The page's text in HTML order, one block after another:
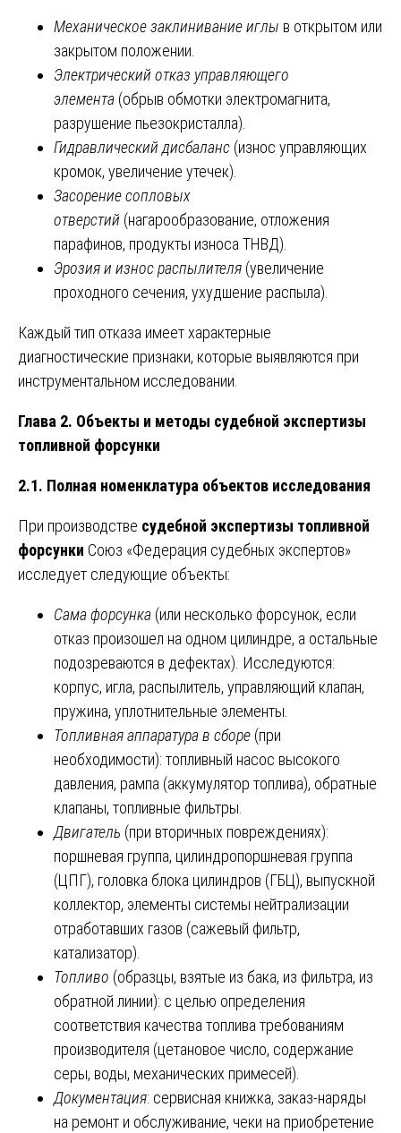
Механическое заклинивание иглы в открытом или
закрытом положении.
Электрический отказ управляющего
элемента (обрыв обмотки электромагнита,
разрушение пьезокристалла).
Гидравлический дисбаланс (износ управляющих
кромок, увеличение утечек).
Засорение сопловых
отверстий (нагарообразование, отложения
парафинов, продукты износа ТНВД).
Эрозия и износ распылителя (увеличение
проходного сечения, ухудшение распыла).
Каждый тип отказа имеет характерные
диагностические признаки, которые выявляются при
инструментальном исследовании.
Глава 2. Объекты и методы судебной экспертизы
топливной форсунки
2.1. Полная номенклатура объектов исследования
При производстве судебной экспертизы топливной
форсунки Союз «Федерация судебных экспертов»
исследует следующие объекты:
Сама форсунка (или несколько форсунок, если
отказ произошел на одном цилиндре, а остальные
подозреваются в дефектах). Исследуются:
корпус, игла, распылитель, управляющий клапан,
пружина, уплотнительные элементы.
Топливная аппаратура в сборе (при
необходимости): топливный насос высокого
давления, рампа (аккумулятор топлива), обратные
клапаны, топливные фильтры.
Двигатель (при вторичных повреждениях):
поршневая группа, цилиндропоршневая группа
(ЦПГ), головка блока цилиндров (ГБЦ), выпускной
коллектор, элементы системы нейтрализации
отработавших газов (сажевый фильтр,
катализатор).
Топливо (образцы, взятые из бака, из фильтра, из
обратной линии): с целью определения
соответствия качества топлива требованиям
производителя (цетановое число, содержание
серы, воды, механических примесей).
Документация: сервисная книжка, заказ-наряды
на ремонт и обслуживание, чеки на приобретение